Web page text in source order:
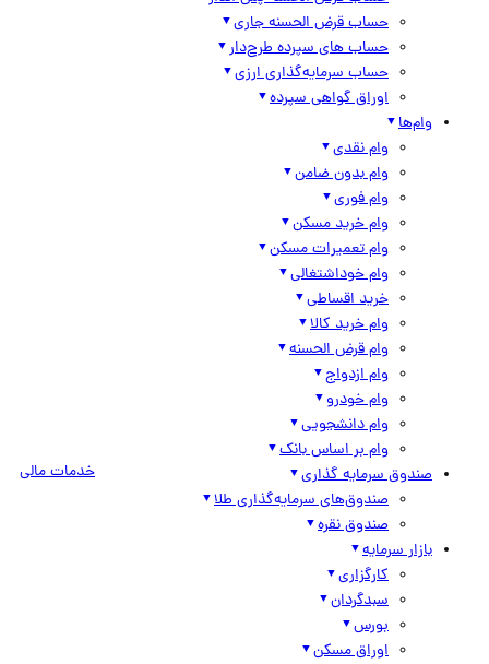
حساب قرض الحسنه جاری
حساب های سپرده طرح‌دار
حساب سرمایه‌گذاری ارزی
اوراق گواهی سپرده
وام‌ها
وام نقدی
وام بدون ضامن
وام فوری
وام خرید مسکن
وام تعمیرات مسکن
وام خوداشتغالی
خرید اقساطی
وام خرید کالا
وام قرض الحسنه
وام ازدواج
وام خودرو
وام دانشجویی
وام بر اساس بانک
صندوق سرمایه گذاری
صندوق‌های سرمایه‌گذاری طلا
صندوق نقره
بازار سرمایه
کارگزاری
سبدگردان
بورس
اوراق مسکن
خدمات مالی